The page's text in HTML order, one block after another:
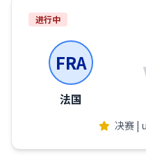
进行中
FRA
法国
决赛 |